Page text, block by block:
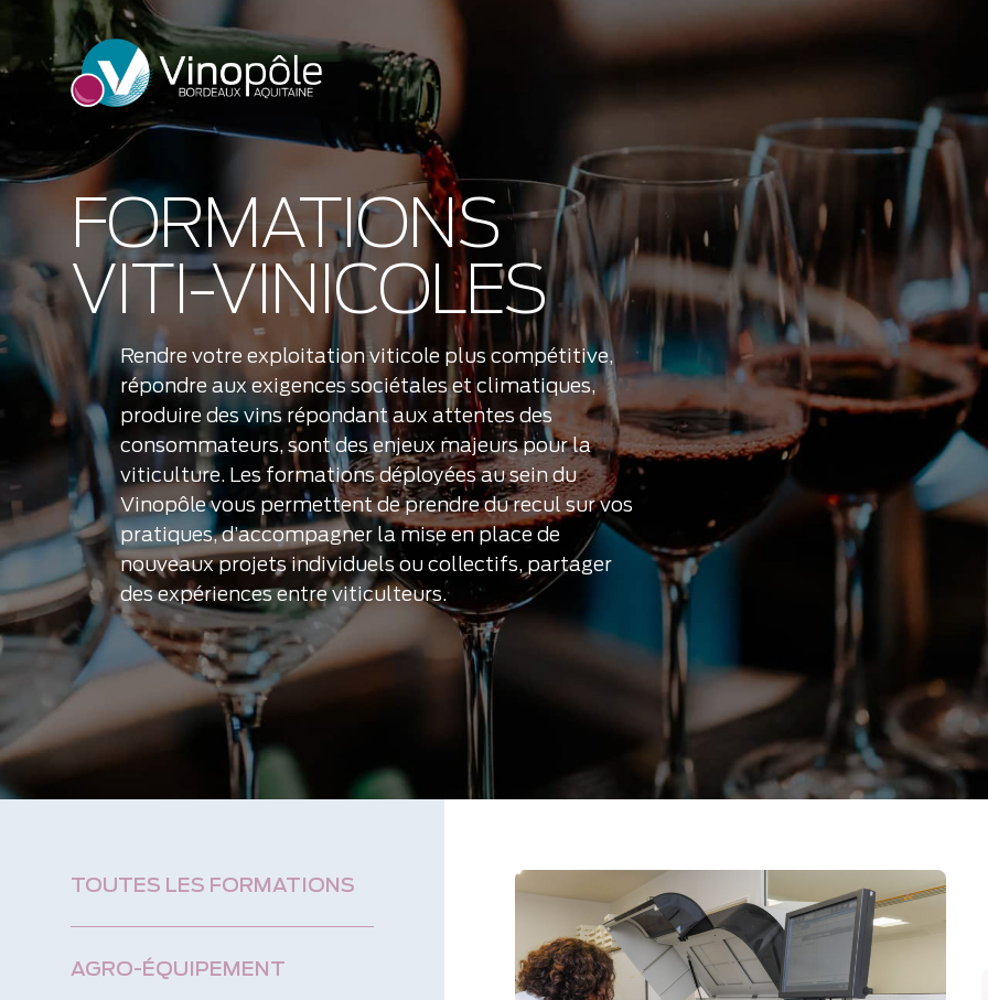
FORMATIONS
VITI-VINICOLES
Rendre votre exploitation viticole plus compétitive,
répondre aux exigences sociétales et climatiques,
produire des vins répondant aux attentes des
consommateurs, sont des enjeux majeurs pour la
viticulture. Les formations déployées au sein du
Vinopôle vous permettent de prendre du recul sur vos
pratiques, d’accompagner la mise en place de
nouveaux projets individuels ou collectifs, partager
des expériences entre viticulteurs.
TOUTES LES FORMATIONS
AGRO-ÉQUIPEMENT